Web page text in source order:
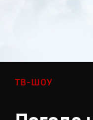
ТВ-ШОУ